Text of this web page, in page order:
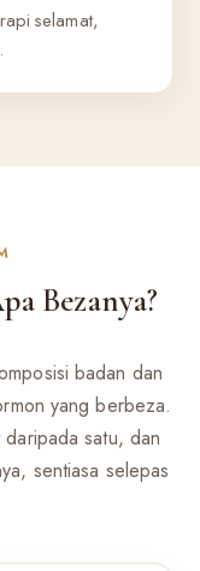
selamat,
Bezanya?
badan dan
yang berbeza.
satu, dan
sentiasa selepas